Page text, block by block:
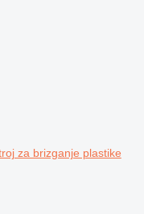
za brizganje plastike